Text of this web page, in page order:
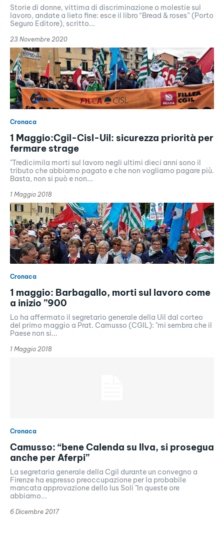
Storie di donne, vittima di discriminazione o molestie sul
lavoro, andate a lieto fine: esce il libro “Bread & roses” (Porto
Seguro Editore), scritto...
23 Novembre 2020
Cronaca
1 Maggio:Cgil-Cisl-Uil: sicurezza priorità per
fermare strage
"Tredicimila morti sul lavoro negli ultimi dieci anni sono il
tributo che abbiamo pagato e che non vogliamo pagare più.
Basta, non si può e non...
1 Maggio 2018
Cronaca
1 maggio: Barbagallo, morti sul lavoro come
a inizio ”900
Lo ha affermato il segretario generale della Uil dal corteo
del primo maggio a Prat. Camusso (CGIL): "mi sembra che il
Paese non si...
1 Maggio 2018
Cronaca
Camusso: “bene Calenda su Ilva, si prosegua
anche per Aferpi”
La segretaria generale della Cgil durante un convegno a
Firenze ha espresso preoccupazione per la probabile
mancata approvazione dello Ius Soli "In queste ore
abbiamo...
6 Dicembre 2017